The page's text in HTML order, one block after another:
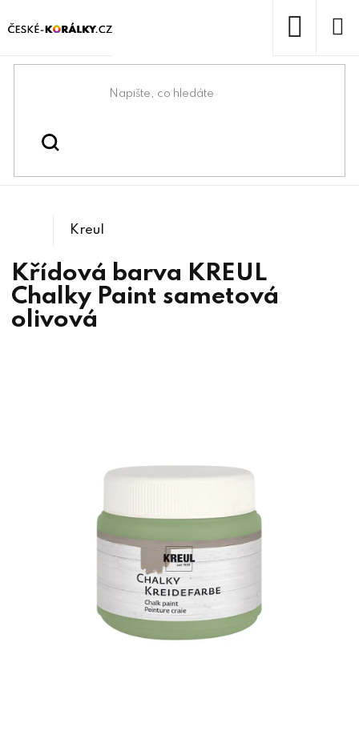
na
Domů
Kreativní tvoření
Křídová barva KREUL
Chalky Paint sametová
olivová
Kreul